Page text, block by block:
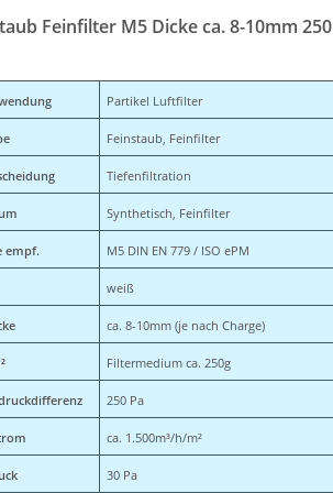
Feinfilter M5 Dicke ca. 8-10mm
Partikel Luftfilter
Feinstaub, Feinfilter
Tiefenfiltration
Synthetisch, Feinfilter
empf. M5 DIN EN 779 / ISO ePM
weiß
ca. 8-10mm (je nach Charge)
Filtermedium ca. 250g
250 Pa
ca. 1.500m³/h/m²
30 Pa